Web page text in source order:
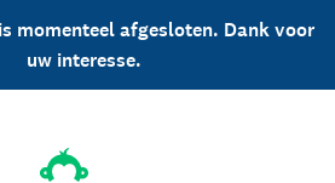
momenteel afgesloten. Dank voor
uw interesse.